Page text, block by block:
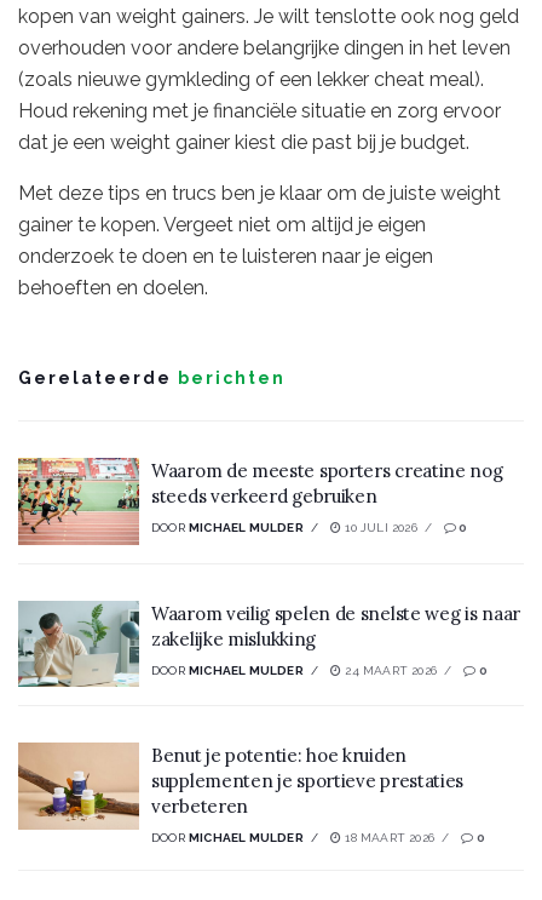
kopen van weight gainers. Je wilt tenslotte ook nog geld
overhouden voor andere belangrijke dingen in het leven
(zoals nieuwe gymkleding of een lekker cheat meal).
Houd rekening met je financiële situatie en zorg ervoor
dat je een weight gainer kiest die past bij je budget.
Met deze tips en trucs ben je klaar om de juiste weight
gainer te kopen. Vergeet niet om altijd je eigen
onderzoek te doen en te luisteren naar je eigen
behoeften en doelen.
Gerelateerde berichten
Waarom de meeste sporters creatine nog
steeds verkeerd gebruiken
DOOR MICHAEL MULDER 10 JULI 2026 0
Waarom veilig spelen de snelste weg is naar
zakelijke mislukking
DOOR MICHAEL MULDER 24 MAART 2026 0
Benut je potentie: hoe kruiden
supplementen je sportieve prestaties
verbeteren
DOOR MICHAEL MULDER 18 MAART 2026 0